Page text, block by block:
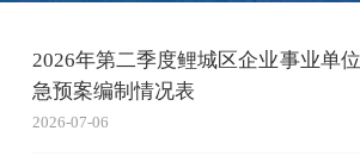
2026年第二季度鲤城区企业事业单
急预案编制情况表
2026-07-06